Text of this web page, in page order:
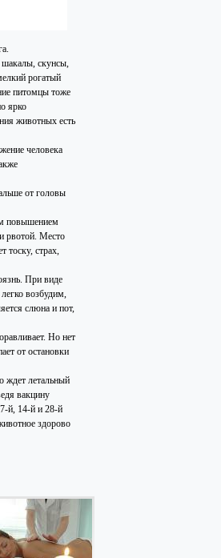
шакалы, скунсы,
рогатый
питомцы тоже
ярко
животных есть
человека
от головы
повышением
рвотой. Место
тоску, страх,
При виде
возбудим,
слюна и пот,
Но нет
от остановки
ждет летальный
вакцину
й, 14-й и 28-й
здорово